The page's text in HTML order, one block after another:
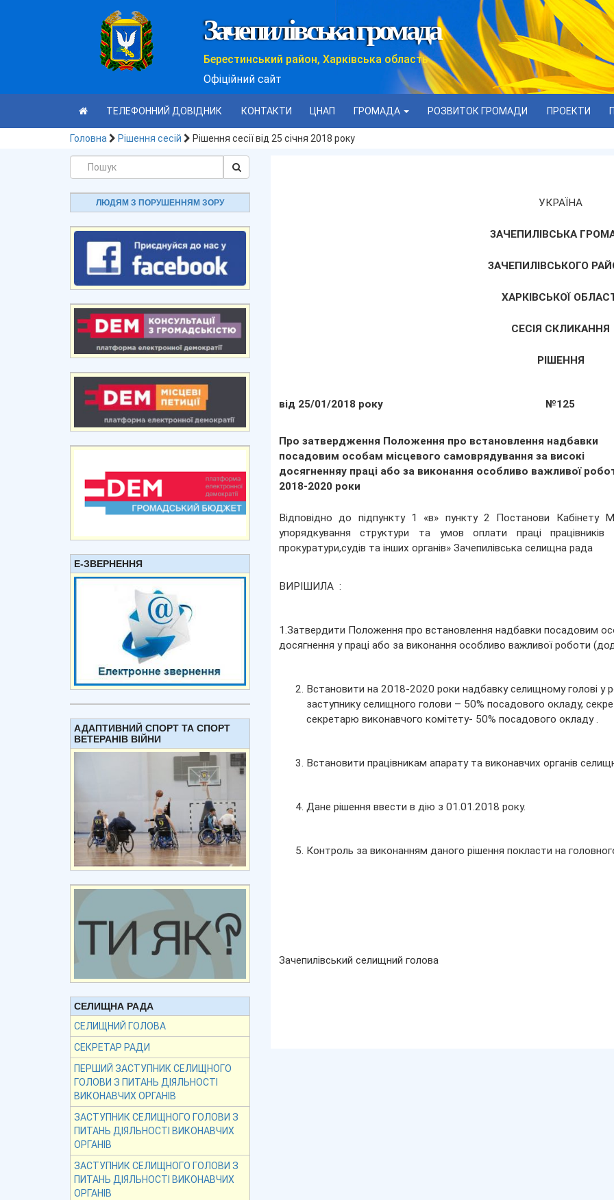
Зачепилівська громада
Берестинський район, Харківська область
Офіційний сайт
ТЕЛЕФОННИЙ ДОВІДНИК КОНТАКТИ ЦНАП ГРОМАДА РОЗВИТОК ГРОМАДИ ПРОЕКТИ
Головна Рішення сесій Рішення сесії від 25 січня 2018 року
ЛЮДЯМ З ПОРУШЕННЯМ ЗОРУ
Е-ЗВЕРНЕННЯ
АДАПТИВНИЙ СПОРТ ТА СПОРТ
ВЕТЕРАНІВ ВІЙНИ
СЕЛИЩНА РАДА
СЕЛИЩНИЙ ГОЛОВА
СЕКРЕТАР РАДИ
ПЕРШИЙ ЗАСТУПНИК СЕЛИЩНОГО
ГОЛОВИ З ПИТАНЬ ДІЯЛЬНОСТІ
ВИКОНАВЧИХ ОРГАНІВ
ЗАСТУПНИК СЕЛИЩНОГО ГОЛОВИ З
ПИТАНЬ ДІЯЛЬНОСТІ ВИКОНАВЧИХ
ОРГАНІВ
ЗАСТУПНИК СЕЛИЩНОГО ГОЛОВИ З
ПИТАНЬ ДІЯЛЬНОСТІ ВИКОНАВЧИХ
ОРГАНІВ
УКРАЇНА
ЗАЧЕПИЛІВСЬКА
ЗАЧЕПИЛІВСЬКОГО
ХАРКІВСЬКОЇ
СЕСІЯ СКЛИКАННЯ
РІШЕННЯ
від 25/01/2018 року №125
Про затвердження Положення про встановлення надбавки
посадовим особам місцевого самоврядування за високі
досягненняу праці або за виконання особливо важливої
2018-2020 роки
Відповідно до підпункту 1 «в» пункту 2 Постанови Кабінету
упорядкування структури та умов оплати праці працівників
прокуратури,судів та інших органів» Зачепилівська селищна рада
ВИРІШИЛА :
1.Затвердити Положення про встановлення надбавки посадовим
досягнення у праці або за виконання особливо важливої роботи
Встановити на 2018-2020 роки надбавку селищному голові у
заступнику селищного голови – 50% посадового окладу,
секретарю виконавчого комітету- 50% посадового окладу .
Встановити працівникам апарату та виконавчих органів
Дане рішення ввести в дію з 01.01.2018 року.
Контроль за виконанням даного рішення покласти на
Зачепилівський селищний голова